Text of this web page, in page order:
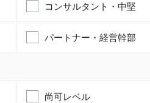
コンサルタント・中堅
パートナー・経営幹部
尚可レベル